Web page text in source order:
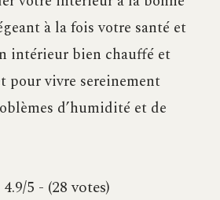
à la fois votre santé et
intérieur bien chauffé et
pour vivre sereinement
d’humidité et de
4.9/5 - (28 votes)